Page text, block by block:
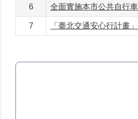
6 全面實施本市公共自行
7 「臺北交通安心行計畫